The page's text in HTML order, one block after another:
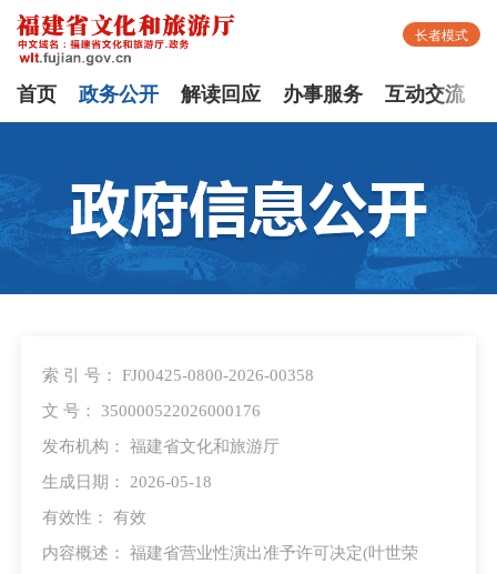
长者模式
首页 政务公开 解读回应 办事服务 互动交流
索 引 号： FJ00425-0800-2026-00358
文 号： 350000522026000176
发布机构： 福建省文化和旅游厅
生成日期： 2026-05-18
有效性： 有效
内容概述： 福建省营业性演出准予许可决定(叶世荣